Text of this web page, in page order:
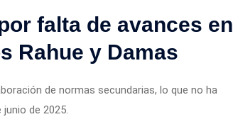
falta de avances en
Rahue y Damas
de normas secundarias, lo que no ha
de 2025.